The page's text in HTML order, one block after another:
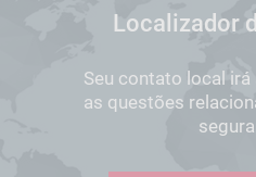
Localizador
Seu contato local
as questões